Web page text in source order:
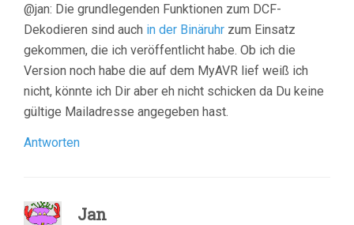
@jan: Die grundlegenden Funktionen zum DCF-
Dekodieren sind auch in der Binäruhr zum Einsatz
gekommen, die ich veröffentlicht habe. Ob ich die
Version noch habe die auf dem MyAVR lief weiß ich
nicht, könnte ich Dir aber eh nicht schicken da Du keine
gültige Mailadresse angegeben hast.
Antworten
Jan